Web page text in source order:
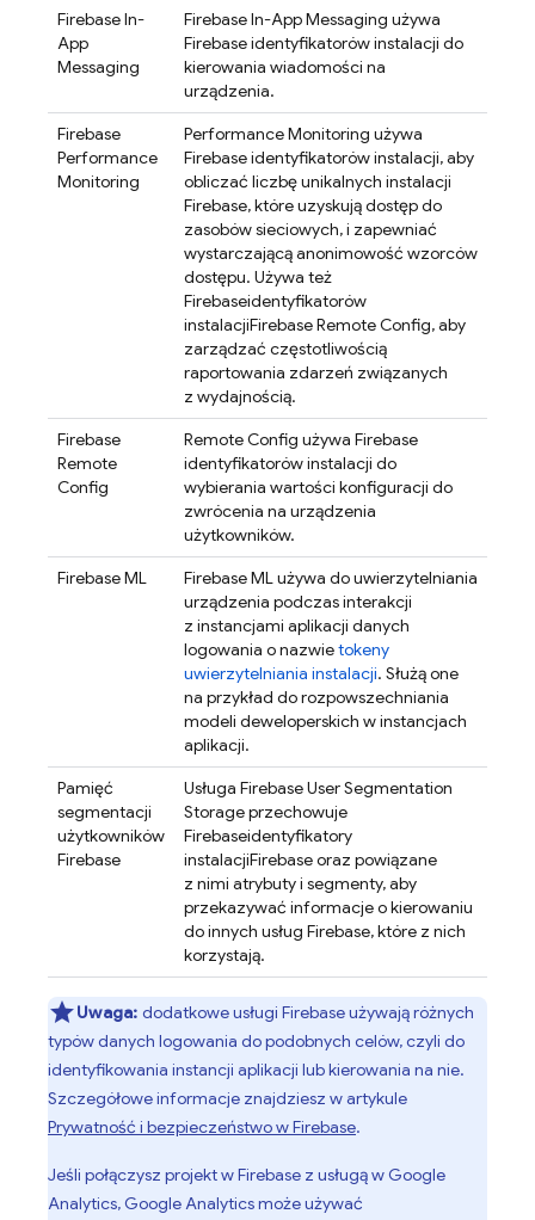
Firebase In-
App
Messaging
Firebase In-App Messaging używa
Firebaseidentyfikatorów instalacji do
kierowania wiadomości na
urządzenia.
Firebase
Performance
Monitoring
Performance Monitoring używa
Firebaseidentyfikatorów instalacji, aby
obliczać liczbę unikalnych instalacji
Firebase, które uzyskują dostęp do
zasobów sieciowych, i zapewniać
wystarczającą anonimowość wzorców
dostępu. Używa też
Firebaseidentyfikatorów
instalacjiFirebase Remote Config, aby
zarządzać częstotliwością
raportowania zdarzeń związanych
z wydajnością.
Firebase
Remote
Config
Remote Config używa Firebase
identyfikatorów instalacji do
wybierania wartości konfiguracji do
zwrócenia na urządzenia
użytkowników.
Firebase ML
Firebase MLużywa do uwierzytelniania
urządzenia podczas interakcji
z instancjami aplikacji danych
logowania o nazwietokeny
uwierzytelniania instalacji. Służą one
na przykład do rozpowszechniania
modeli deweloperskich w instancjach
aplikacji.
Pamięć
segmentacji
użytkowników
Firebase
Usługa Firebase User Segmentation
Storage przechowuje
Firebaseidentyfikatory
instalacjiFirebaseoraz powiązane
z nimi atrybuty i segmenty, aby
przekazywać informacje o kierowaniu
do innych usług Firebase, które z nich
korzystają.
Uwaga: dodatkowe usługi Firebase używają różnych
typów danych logowania do podobnych celów, czyli do
identyfikowania instancji aplikacji lub kierowania na nie.
Szczegółowe informacje znajdziesz w artykule
Prywatność i bezpieczeństwo w Firebase.
Jeśli połączysz projekt w Firebase z usługą w Google
Analytics, Google Analytics może używać